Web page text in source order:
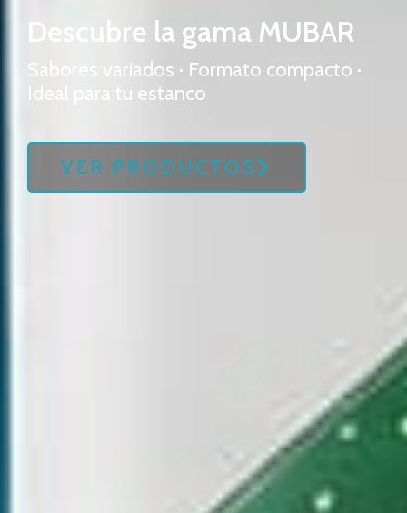
Descubre la gama MUBAR
Sabores variados · Formato compacto ·
Ideal para tu estanco
VER PRODUCTOS